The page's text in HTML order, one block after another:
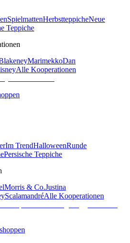
SpielmattenHerbstteppicheNeue
Teppiche
MarimekkoDan
Alle Kooperationen
Im TrendHalloweenRunde
Persische Teppiche
Morris & Co.Justina
ScalamandréAlle Kooperationen